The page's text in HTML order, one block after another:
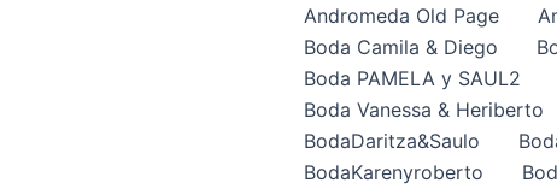
Andromeda Old Page
Boda Camila & Diego
Boda PAMELA y SAUL2
Boda Vanessa & Heriberto
BodaDaritza&Saulo
BodaKarenyroberto